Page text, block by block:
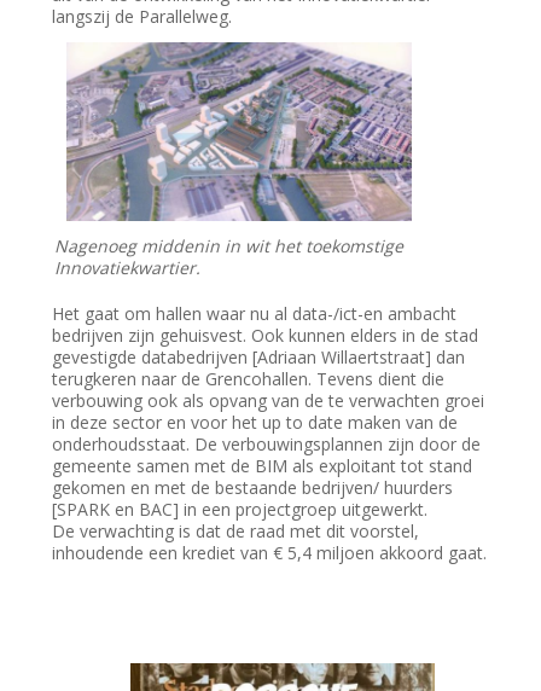
langszij de Parallelweg.
Nagenoeg middenin in wit het toekomstige
Innovatiekwartier.
Het gaat om hallen waar nu al data-/ict-en ambacht
bedrijven zijn gehuisvest. Ook kunnen elders in de stad
gevestigde databedrijven [Adriaan Willaertstraat] dan
terugkeren naar de Grencohallen. Tevens dient die
verbouwing ook als opvang van de te verwachten groei
in deze sector en voor het up to date maken van de
onderhoudsstaat. De verbouwingsplannen zijn door de
gemeente samen met de BIM als exploitant tot stand
gekomen en met de bestaande bedrijven/ huurders
[SPARK en BAC] in een projectgroep uitgewerkt.
De verwachting is dat de raad met dit voorstel,
inhoudende een krediet van € 5,4 miljoen akkoord gaat.